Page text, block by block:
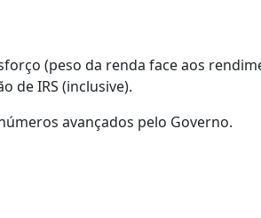
(peso da renda face aos
de IRS (inclusive).
avançados pelo Governo.